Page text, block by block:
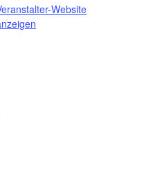
Website